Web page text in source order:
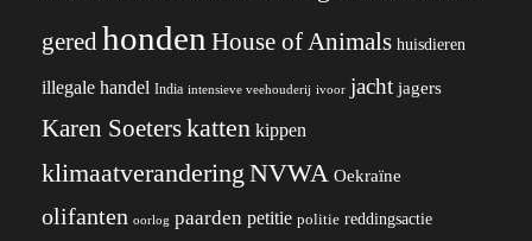
geredhonden House of Animals huisdieren
illegale handel India intensieve veehouderij ivoor jacht jagers
Karen Soeterskatten kippen
klimaatverandering NVWA Oekraïne
olifanten oorlog paarden petitie politie reddingsactie